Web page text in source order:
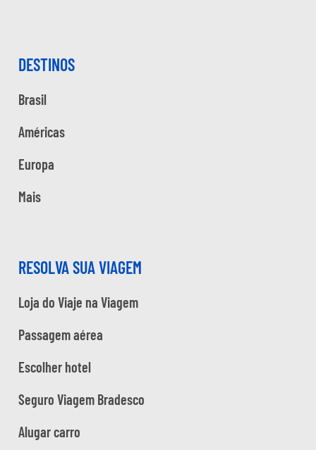
DESTINOS
Brasil
Américas
Europa
Mais
RESOLVA SUA VIAGEM
Loja do Viaje na Viagem
Passagem aérea
Escolher hotel
Seguro Viagem Bradesco
Alugar carro